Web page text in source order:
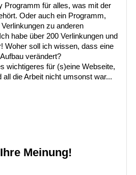
Programm für alles, was mit der
Oder auch ein Programm,
zu anderen
habe über 200 Verlinkungen und
Woher soll ich wissen, dass eine
verändert?
wichtigeres für (s)eine Webseite,
all die Arbeit nicht umsonst war...
Meinung!